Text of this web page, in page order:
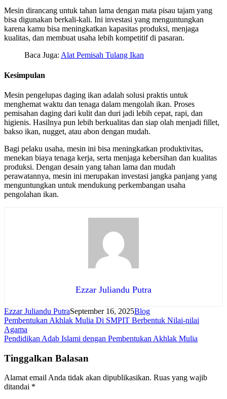
Mesin dirancang untuk tahan lama dengan mata pisau tajam yang
bisa digunakan berkali-kali. Ini investasi yang menguntungkan
karena kamu bisa meningkatkan kapasitas produksi, menjaga
kualitas, dan membuat usaha lebih kompetitif di pasaran.
Baca Juga: Alat Pemisah Tulang Ikan
Kesimpulan
Mesin pengelupas daging ikan adalah solusi praktis untuk
menghemat waktu dan tenaga dalam mengolah ikan. Proses
pemisahan daging dari kulit dan duri jadi lebih cepat, rapi, dan
higienis. Hasilnya pun lebih berkualitas dan siap olah menjadi fillet,
bakso ikan, nugget, atau abon dengan mudah.
Bagi pelaku usaha, mesin ini bisa meningkatkan produktivitas,
menekan biaya tenaga kerja, serta menjaga kebersihan dan kualitas
produksi. Dengan desain yang tahan lama dan mudah
perawatannya, mesin ini merupakan investasi jangka panjang yang
menguntungkan untuk mendukung perkembangan usaha
pengolahan ikan.
Ezzar Juliandu Putra
Ezzar Juliandu PutraSeptember 16, 2025Blog
Navigasi
pos
Pembentukan Akhlak Mulia Di SMPIT Berbentuk Nilai-nilai
Agama
Pendidikan Adab Islami dengan Pembentukan Akhlak Mulia
Tinggalkan Balasan
Alamat email Anda tidak akan dipublikasikan. Ruas yang wajib
ditandai *